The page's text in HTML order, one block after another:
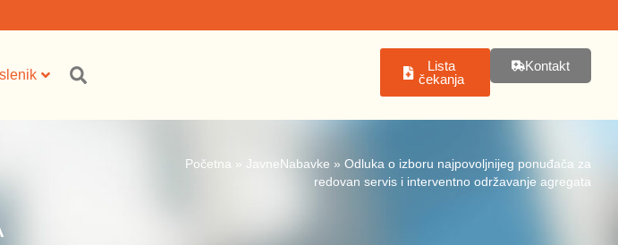
Lista
čekanja
Kontakt
Početna » JavneNabavke » Odluka o izboru najpovoljnijeg ponuđača za
redovan servis i interventno održavanje agregata